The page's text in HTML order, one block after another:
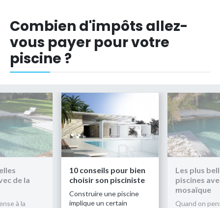
Combien d'impôts allez-
vous payer pour votre
piscine ?
de la
à la
10 conseils pour bien
choisir son pisciniste
Construire une piscine
implique un certain
Les plus
piscines
mosaïque
Quand on